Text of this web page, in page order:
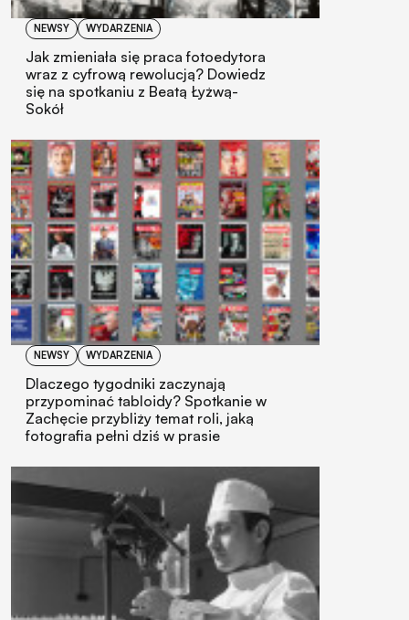
NEWSY WYDARZENIA
Jak zmieniała się praca fotoedytora
wraz z cyfrową rewolucją? Dowiedz
się na spotkaniu z Beatą Łyżwą-
Sokół
NEWSY WYDARZENIA
Dlaczego tygodniki zaczynają
przypominać tabloidy? Spotkanie w
Zachęcie przybliży temat roli, jaką
fotografia pełni dziś w prasie